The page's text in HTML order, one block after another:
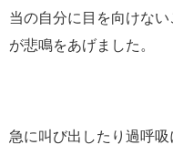
当の自分に目を向けな
が悲鳴をあげました。
急に叫び出したり過呼